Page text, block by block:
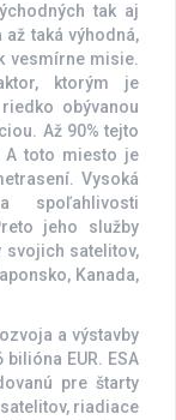
tak aj
taká výhodná,
vesmírne misie.
ktorým je
obývanou
Až 90% tejto
A toto miesto je
Vysoká
spoľahlivosti
jeho služby
svojich satelitov,
Kanada,
a výstavby
EUR. ESA
pre štarty
riadiace